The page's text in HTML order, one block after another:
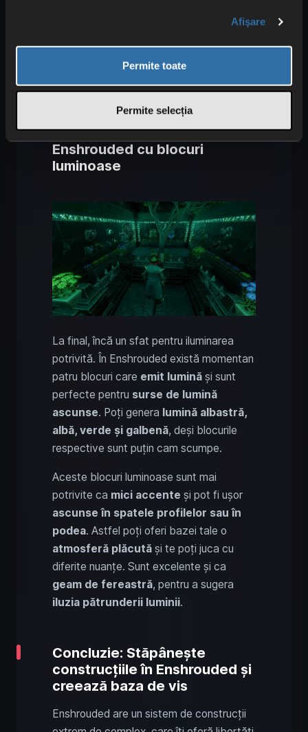
Afişare
Permite toate
Permite selecția
, fără a fi legat de o grilă. Este
foarte util când vrei să faciajustări fine
și să folosești diferit diverse elemente
decorative.
8. Iluminare indirectă în
Enshrouded cu blocuri
luminoase
La final, încă un sfat pentru iluminarea
potrivită. În Enshrouded există momentan
patru blocuri care emit lumină și sunt
perfecte pentru surse de lumină
ascunse. Poți genera lumină albastră,
albă, verde și galbenă, deși blocurile
respective sunt puțin cam scumpe.
Aceste blocuri luminoase sunt mai
potrivite ca mici accente și pot fi ușor
ascunse în spatele profilelor sau în
podea. Astfel poți oferi bazei tale o
atmosferă plăcută și te poți juca cu
diferite nuanțe. Sunt excelente și ca
geam de fereastră, pentru a sugera
iluzia pătrunderii luminii.
Concluzie: Stăpânește
construcțiile în Enshrouded și
creează baza de vis
Enshrouded are un sistem de construcții